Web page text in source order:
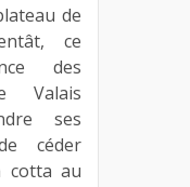
de
ce
des
Valais
ses
céder
cotta au